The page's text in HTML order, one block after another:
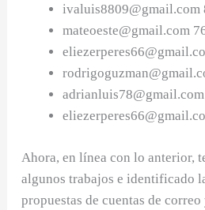
ivaluis8809@gmail.com
mateoeste@gmail.com
adrianluis78@gmail.com
Ahora, en línea con lo anterior,
algunos trabajos e identificado
propuestas de cuentas de correo